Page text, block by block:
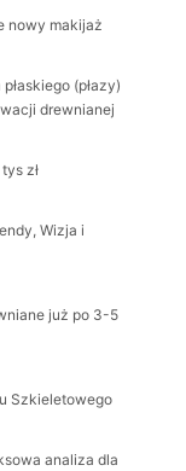
nowy makijaż
(płazy)
drewnianej
zł
Wizja i
już po 3-5
Szkieletowego
analiza dla